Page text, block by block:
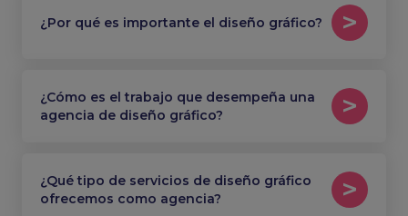
¿Por qué es importante el diseño gráfico?
¿Cómo es el trabajo que desempeña una
agencia de diseño gráfico?
¿Qué tipo de servicios de diseño gráfico
ofrecemos como agencia?